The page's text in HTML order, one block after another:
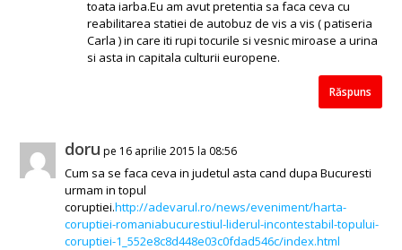
toata iarba.Eu am avut pretentia sa faca ceva cu
reabilitarea statiei de autobuz de vis a vis ( patiseria
Carla ) in care iti rupi tocurile si vesnic miroase a urina
si asta in capitala culturii europene.
Răspuns
doru pe 16 aprilie 2015 la 08:56
Cum sa se faca ceva in judetul asta cand dupa Bucuresti
urmam in topul
coruptiei.http://adevarul.ro/news/eveniment/harta-
coruptiei-romaniabucurestiul-liderul-incontestabil-topului-
coruptiei-1_552e8c8d448e03c0fdad546c/index.html